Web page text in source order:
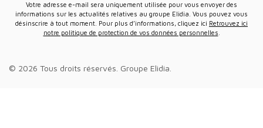
Votre adresse e-mail sera uniquement utilisée pour vous envoyer des
informations sur les actualités relatives au groupe Elidia. Vous pouvez vous
désinscrire à tout moment. Pour plus d’informations, cliquez ici Retrouvez ici
notre politique de protection de vos données personnelles
© 2026 Tous droits réservés. Groupe Elidia